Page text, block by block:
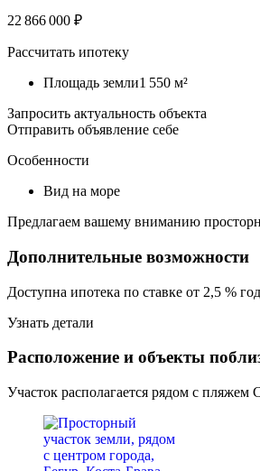
22 866 000 ₽
Рассчитать ипотеку
Площадь земли1 550 м²
Запросить актуальность объекта
Отправить объявление себе
Особенности
Вид на море
Предлагаем вашему вниманию
Дополнительные возможности
Доступна ипотека по ставке от 2,5 %
Узнать детали
Расположение и объекты
Участок располагается рядом с пляжем